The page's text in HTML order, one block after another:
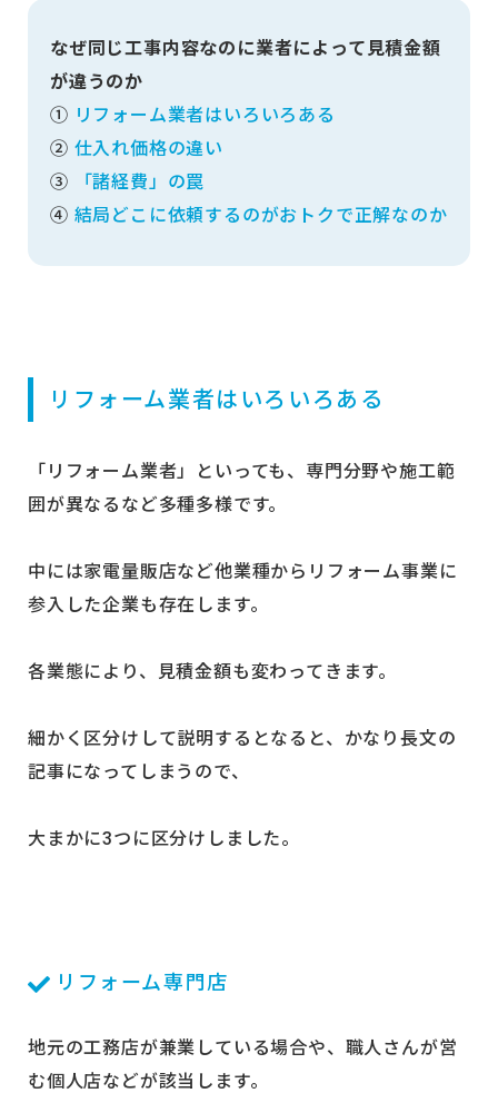
なぜ同じ工事内容なのに業者によって見積金額
が違うのか
① リフォーム業者はいろいろある
② 仕入れ価格の違い
③
「諸経費」の罠
④ 結局どこに依頼するのがおトクで正解なのか
リフォーム業者はいろいろある
「リフォーム業者」といっても、専門分野や施工範
囲が異なるなど多種多様です。
中には家電量販店など他業種からリフォーム事業に
参入した企業も存在します。
各業態により、見積金額も変わってきます。
細かく区分けして説明するとなると、かなり長文の
記事になってしまうので、
大まかに3つに区分けしました。
リフォーム専門店
地元の工務店が兼業している場合や、職人さんが営
む個人店などが該当します。